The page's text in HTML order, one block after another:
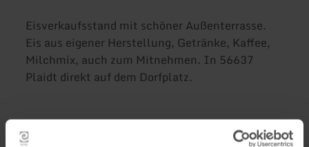
Eisverkaufsstand mit schöner Außenterrasse.
Eis aus eigener Herstellung, Getränke, Kaffee,
Milchmix, auch zum Mitnehmen. In 56637
Plaidt direkt auf dem Dorfplatz.
Weitere Infos